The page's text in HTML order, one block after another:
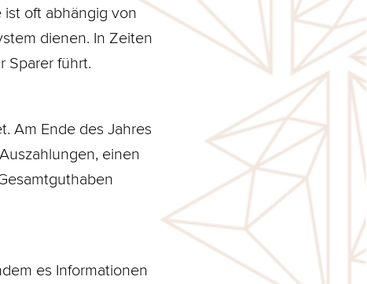
oft abhängig von
dienen. In Zeiten
Sparer führt.
Am Ende des Jahres
einen
es Informationen